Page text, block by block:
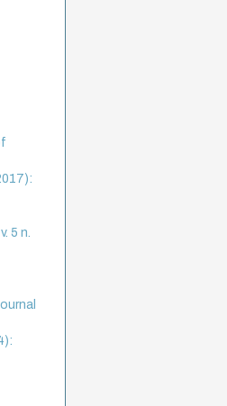
5 n.